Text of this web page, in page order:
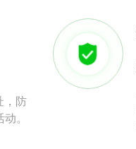
，防
。